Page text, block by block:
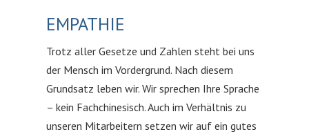
EMPATHIE
Trotz aller Gesetze und Zahlen steht bei uns
der Mensch im Vordergrund. Nach diesem
Grundsatz leben wir. Wir sprechen Ihre Sprache
– kein Fachchinesisch. Auch im Verhältnis zu
unseren Mitarbeitern setzen wir auf ein gutes